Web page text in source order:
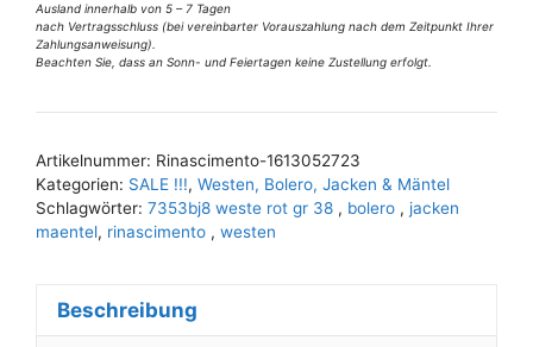
Gr
40
Menge
Ausland innerhalb von 5 – 7 Tagen
nach Vertragsschluss (bei vereinbarter Vorauszahlung nach dem Zeitpunkt Ihrer
Zahlungsanweisung).
Beachten Sie, dass an Sonn- und Feiertagen keine Zustellung erfolgt.
l
e
r
n
Artikelnummer: Rinascimento-1613052723
Kategorien: SALE !!!, Westen, Bolero, Jacken & Mäntel
Schlagwörter: 7353bj8 weste rot gr 38 , bolero , jacken
maentel, rinascimento , westen
Beschreibung